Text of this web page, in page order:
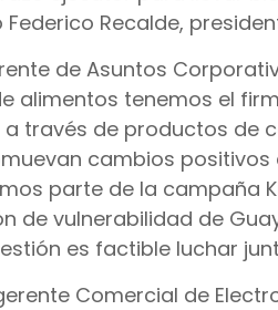
Recalde,
de Asuntos
alimentos tenemos el
través de productos de
cambios
parte de la campaña
de vulnerabilidad de
es factible luchar
Comercial de